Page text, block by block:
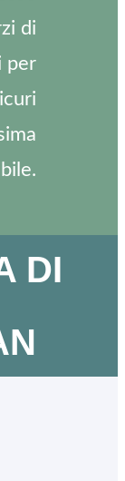
di
per
DI